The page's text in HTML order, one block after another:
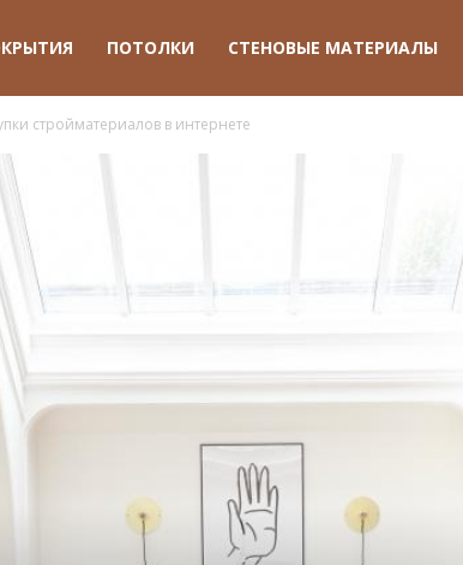
ПОТОЛКИ СТЕНОВЫЕ МАТЕРИАЛЫ
стройматериалов в интернете